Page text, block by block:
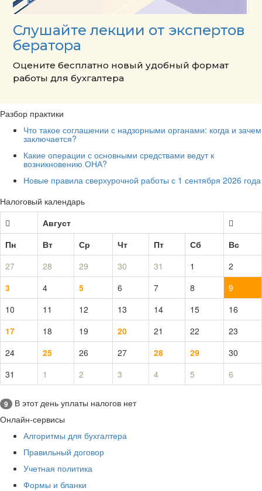
Слушайте лекции от экспертов
бератора
Оцените бесплатно новый удобный формат
работы для бухгалтера
Разбор практики
Что такое соглашении с надзорными органами: когда и зачем
заключается?
Какие операции с основными средствами ведут к
возникновению ОНА?
Новые правила сверхурочной работы с 1 сентября 2026 года
Налоговый календарь
Август
Пн
Вт Ср Чт Пт Сб
Вс
27
28 29 30 31 1
2
3
4 5 6 7 8
9
10
11 12 13 14 15
16
17
18 19 20 21 22
23
24
25 26 27 28 29
30
31
1 2 3 4 5 6
9
В этот день уплаты налогов нет
Онлайн-сервисы
Алгоритмы для бухгалтера
Правильный договор
Учетная политика
Формы и бланки